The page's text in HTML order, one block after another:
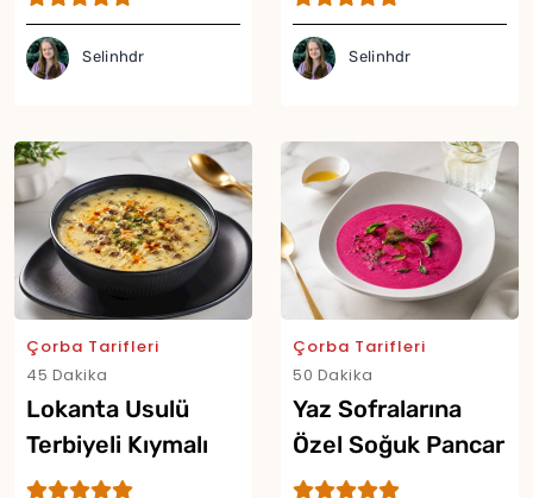
Selinhdr Selinhdr
Çorba Tarifleri
45 Dakika
Lokanta Usulü
Terbiyeli Kıymalı
Şehriye Çorbası
Çorba Tarifleri
50 Dakika
Yaz Sofralarına
Özel Soğuk Pancar
Çorbası Tarifi